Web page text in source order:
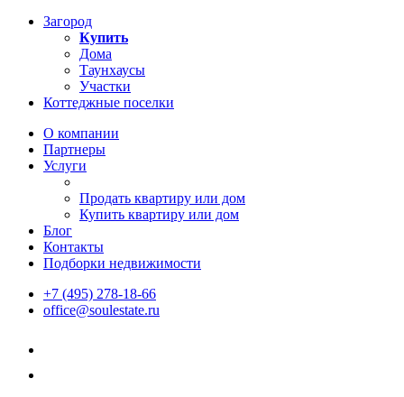
Загород
Купить
Дома
Таунхаусы
Участки
Коттеджные поселки
О компании
Партнеры
Услуги
Продать квартиру или дом
Купить квартиру или дом
Блог
Контакты
Подборки недвижимости
+7 (495) 278-18-66
office@soulestate.ru